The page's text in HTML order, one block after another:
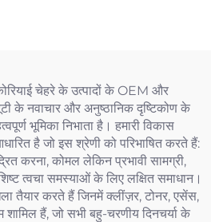
चेहरे के उत्पादों के OEM और
के नवाचार और अनुष्ठानिक दृष्टिकोण के
भूमिका निभाता है। हमारी विकास
है जो इस श्रेणी को परिभाषित करते हैं:
करना, कोमल लेकिन प्रभावी सामग्री,
त्वचा समस्याओं के लिए लक्षित समाधान।
तैयार करते हैं जिनमें क्लींज़र, टोनर, एसेंस,
हैं, जो सभी बहु-चरणीय दिनचर्या के